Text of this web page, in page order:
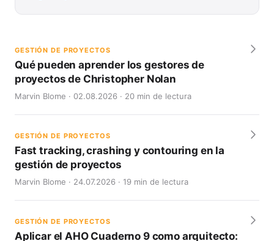
GESTIÓN DE PROYECTOS
Qué pueden aprender los gestores de
proyectos de Christopher Nolan
Marvin Blome · 02.08.2026 · 20 min de lectura
GESTIÓN DE PROYECTOS
Fast tracking, crashing y contouring en la
gestión de proyectos
Marvin Blome · 24.07.2026 · 19 min de lectura
GESTIÓN DE PROYECTOS
Aplicar el AHO Cuaderno 9 como arquitecto: